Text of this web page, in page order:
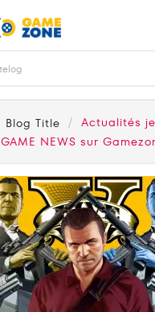
Blog Title
Actualités
GAME NEWS sur